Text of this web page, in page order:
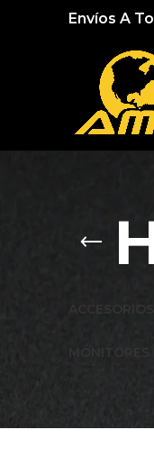
Envíos A
ACCESORIOS